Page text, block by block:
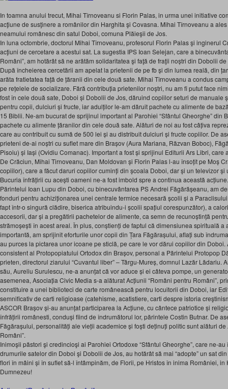
In toamna anului trecut, Mihai Tîrnoveanu si Florin Palas, in urma unei initiative
acţiune de susţinere a românilor din Harghita şi Covasna. Mihai Tîrnoveanu a
neamului românesc din satul Doboi, comuna Plăieşii de Jos.
In luna octombrie, doctorul Mihai Tîrnoveanu, profesorul Florin Palas şi inginerul
acţiuni de cercetare a acestui sat. La sugestia IPS Ioan Selejan, care a
Români”, am hotărât să ne arătăm solidaritatea şi faţă de fraţii noștri din Dobolii
După încheierea cercetării am apelat la prietenii de pe fb și din lumea reală, din
arăta fratietatea față de țăranii din cele două sate. Mihai Tîrnoveanu a condus
pe rețelele de socializare. Fără contribuția prietenilor noștri, nu am fi putut face
fost în cele două sate, Doboi și Dobolii de Jos, dăruind copiilor seturi de manuale
pentru copii, dulciuri și fructe, iar adulților le-am dăruit pachete cu alimente de
15 Biblii. Ne-am bucurat de sprijinul important al Parohiei “Sfântul Gheorghe” din
pachete cu alimente țăranilor din cele două sate. Alături de noi au fost câțiva
care au contribuit cu sumă de 500 lei și au distribuit dulciuri și fructe copiilor. De
prieteni de-ai noștri cu suflet mare din Brașov (Aura Mariana, Răzvan Boboc),
Pisoiu) și Iași (Ovidiu Comanac). Important a fost și sprijinul Editurii Ars Libri, care
De Crăciun, Mihai Tirnoveanu, Dan Moldovan și Florin Palas l-au însoțit pe Moș
copiilor), care a făcut daruri copiilor cuminți din școala Doboi, dar și un televizor și
Bucuria înfrățirii cu acești oameni ne-a fost imbold spre a continua această
Părintelui Ioan Lupu din Doboi, cu binecuvântarea PS Andrei Făgărășeanu, am
fonduri pentru achiziționarea unei centrale termice necesară școlii și a
fapt într-o singură clădire, biserica atribuindu-i școlii spațiul corespunzător), a
accesorii, dar și a pregătirii pachetelor de alimente, ca semn de recunoștință
strămoșești în acest areal. În plus, conștienți de faptul că dimensiunea spirituală a
importantă, am sprijinit eforturile unor copii din Țara Făgărașului, aflați sub
au purces la pictarea unor icoane pe sticlă, pe care le vor dărui copiilor din
consistent al Protopopiatului Ortodox din Brașov, personal a Părintelui Protopop
prieten, directorul ziarului “Cuvantul liber” – Târgu-Mureș, domnul Lazăr Lădariu.
său, Aureliu Surulescu, ne-a anunțat că vor aduce și ei câteva pompe, un
asemenea, Asociația Civic Media s-a alăturat Acțiunii “Români pentru Români”,
constituire a unei biblioteci de carte românească pentru locuitorii din Doboi, iar
semnificativ de carti religioase (catehisme, acatistiere, carti despre istoria
ASCOR Brașov și-au anunțat participarea la Acțiune, cu cântece patriotice și
înfrățirii românesti, conduși fiind de îndrumătorul lor, părintele Costin Butnar. De
Făgărașului, personalități ale vieții academice și foști deținuți politic sunt alături de
Români”.
Inimoşii păstori şi credincioşi ai Parohiei Ortodoxe “Sfântul Gheorghe”, care ne-
drumurile satelor din Doboi şi Dobolii de Jos, au hotărât să mai “adopte” un sat
flori în mâini și în suflet să-l întâmpinăm, de Florii, pe Hristos în inima României,
Dumnezeu!